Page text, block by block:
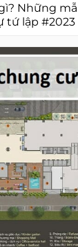
Những
tứ lập #2023